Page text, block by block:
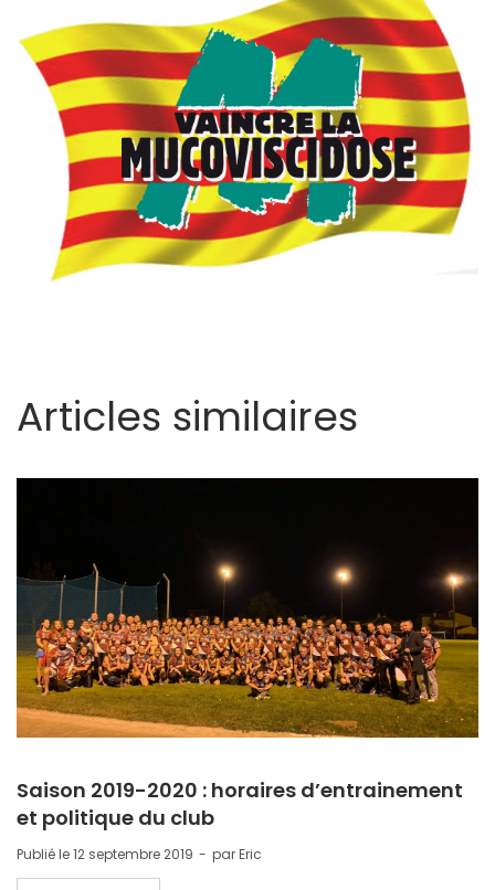
Articles similaires
Saison 2019-2020 : horaires d’entrainement
et politique du club
Publié le12 septembre 2019 parEric